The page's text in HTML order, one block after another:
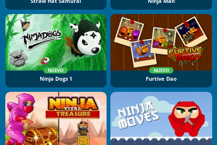
NUEVO
Ninja Dogs 1
NUEVO
Furtive Dao